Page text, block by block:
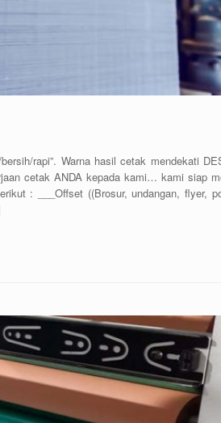
rapi”. Warna hasil cetak mendekati
cetak ANDA kepada kami… kami siap
: ___Offset ((Brosur, undangan, flyer,